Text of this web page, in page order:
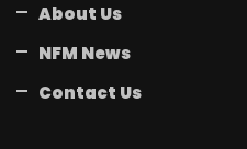
About Us
NFM News
Contact Us